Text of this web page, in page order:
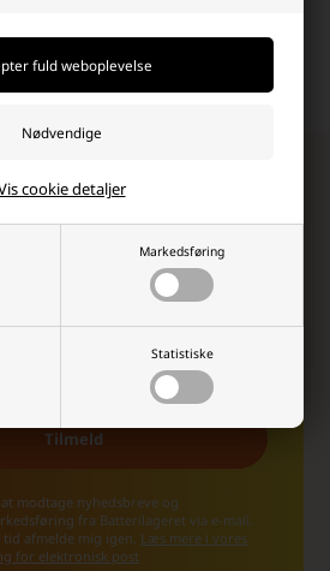
Markedsføring
Statistiske
cookie detaljer
nyhedsbrev!
tilbud fra os!
modtage nyhedsbreve og
fra Batterilageret via e-mail.
tid afmelde mig igen. Læs mere i vores
for elektronisk post